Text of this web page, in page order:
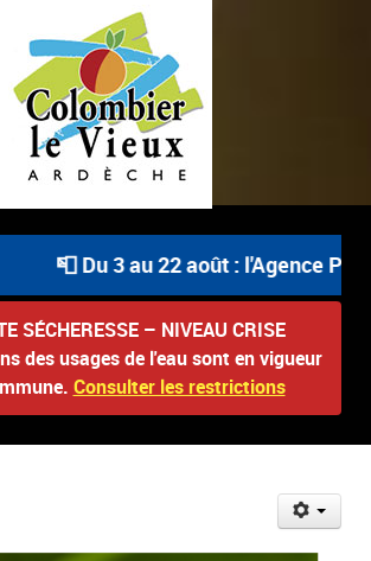
📮 Du 3 au 22 août : l'Agence
SÉCHERESSE – NIVEAU CRISE
des usages de l'eau sont en vigueur
Consulter les restrictions